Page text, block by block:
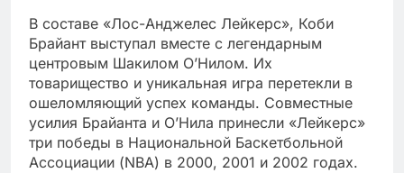
В составе «Лос-Анджелес Лейкерс», Коби
Брайант выступал вместе с легендарным
центровым Шакилом О’Нилом. Их
товарищество и уникальная игра перетекли в
ошеломляющий успех команды. Совместные
усилия Брайанта и О’Нила принесли «Лейкерс»
три победы в Национальной Баскетбольной
Ассоциации (NBA) в 2000, 2001 и 2002 годах.